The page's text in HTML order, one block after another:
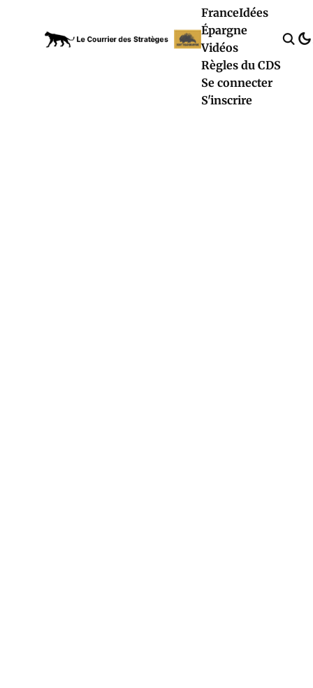
FranceIdées
Épargne
Vidéos
Règles du CDS
Se connecter
S'inscrire